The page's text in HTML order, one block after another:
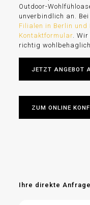
Outdoor-
unverbindlich an. Bei
Filialen in Berlin und
Kontaktformular. Wir
richtig wohlbehaglich
JETZT ANGEBOT
ZUM ONLINE
Ihre direkte